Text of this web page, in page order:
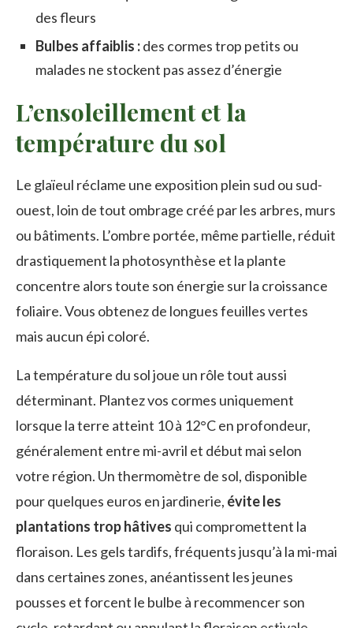
des fleurs
Bulbes affaiblis :des cormes trop petits ou
malades ne stockent pas assez d’énergie
L’ensoleillement et la
température du sol
Le glaïeul réclame une exposition plein sud ou sud-
ouest, loin de tout ombrage créé par les arbres, murs
ou bâtiments. L’ombre portée, même partielle, réduit
drastiquement la photosynthèse et la plante
concentre alors toute son énergie sur la croissance
foliaire. Vous obtenez de longues feuilles vertes
mais aucun épi coloré.
La température du sol joue un rôle tout aussi
déterminant. Plantez vos cormes uniquement
lorsque la terre atteint 10 à 12°C en profondeur,
généralement entre mi-avril et début mai selon
votre région. Un thermomètre de sol, disponible
pour quelques euros en jardinerie, évite les
plantations trop hâtives qui compromettent la
floraison. Les gels tardifs, fréquents jusqu’à la mi-mai
dans certaines zones, anéantissent les jeunes
pousses et forcent le bulbe à recommencer son